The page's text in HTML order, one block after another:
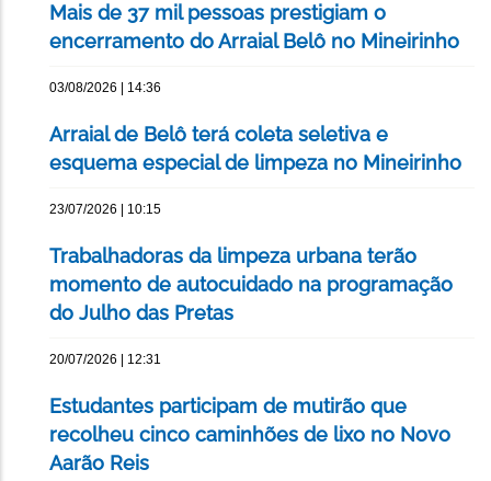
Mais de 37 mil pessoas prestigiam o
encerramento do Arraial Belô no Mineirinho
03/08/2026 | 14:36
Arraial de Belô terá coleta seletiva e
esquema especial de limpeza no Mineirinho
23/07/2026 | 10:15
Trabalhadoras da limpeza urbana terão
momento de autocuidado na programação
do Julho das Pretas
20/07/2026 | 12:31
Estudantes participam de mutirão que
recolheu cinco caminhões de lixo no Novo
Aarão Reis